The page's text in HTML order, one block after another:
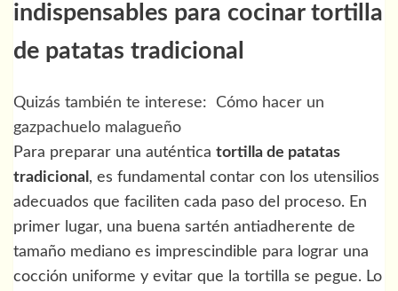
indispensables para cocinar tortilla
de patatas tradicional
Quizás también te interese:
Cómo hacer un
gazpachuelo malagueño
Para preparar una auténtica tortilla de patatas
tradicional , es fundamental contar con los utensilios
adecuados que faciliten cada paso del proceso. En
primer lugar, una buena sartén antiadherente de
tamaño mediano es imprescindible para lograr una
cocción uniforme y evitar que la tortilla se pegue. Lo